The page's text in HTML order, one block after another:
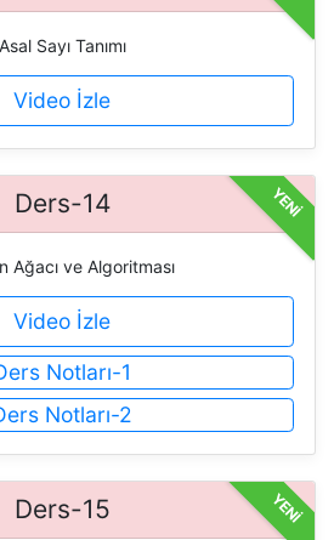
Asal Sayı Tanımı
Video İzle
Ders-14 YENİ
Ağacı ve Algoritması
Video İzle
Notları-1
Notları-2
Ders-15 YENİ